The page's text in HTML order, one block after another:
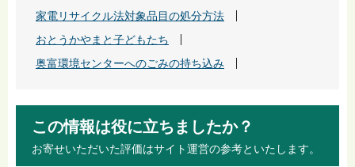
家電リサイクル法対象品目の処分方法
おとうかやまと子どもたち
奥富環境センターへのごみの持ち込み
この情報は役に立ちましたか？
お寄せいただいた評価はサイト運営の参考といたします。